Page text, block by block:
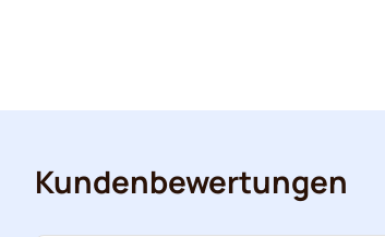
Kundenbewertungen